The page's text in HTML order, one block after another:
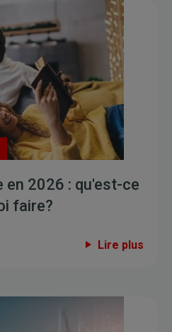
en 2026 : qu'est-ce
faire?
Lire plus